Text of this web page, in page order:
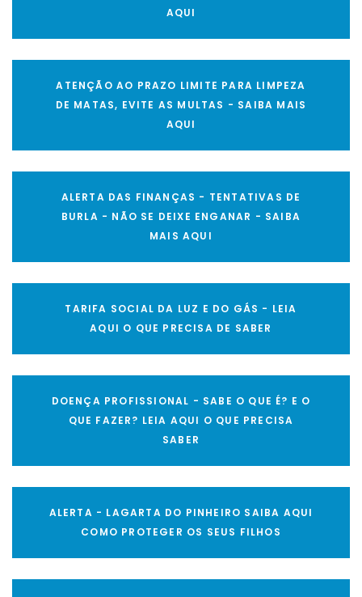
AQUI
ATENÇÃO AO PRAZO LIMITE PARA LIMPEZA
DE MATAS, EVITE AS MULTAS - SAIBA MAIS
AQUI
ALERTA DAS FINANÇAS - TENTATIVAS DE
BURLA - NÃO SE DEIXE ENGANAR - SAIBA
MAIS AQUI
TARIFA SOCIAL DA LUZ E DO GÁS - LEIA
AQUI O QUE PRECISA DE SABER
DOENÇA PROFISSIONAL - SABE O QUE É? E O
QUE FAZER? LEIA AQUI O QUE PRECISA
SABER
ALERTA - LAGARTA DO PINHEIRO SAIBA AQUI
COMO PROTEGER OS SEUS FILHOS